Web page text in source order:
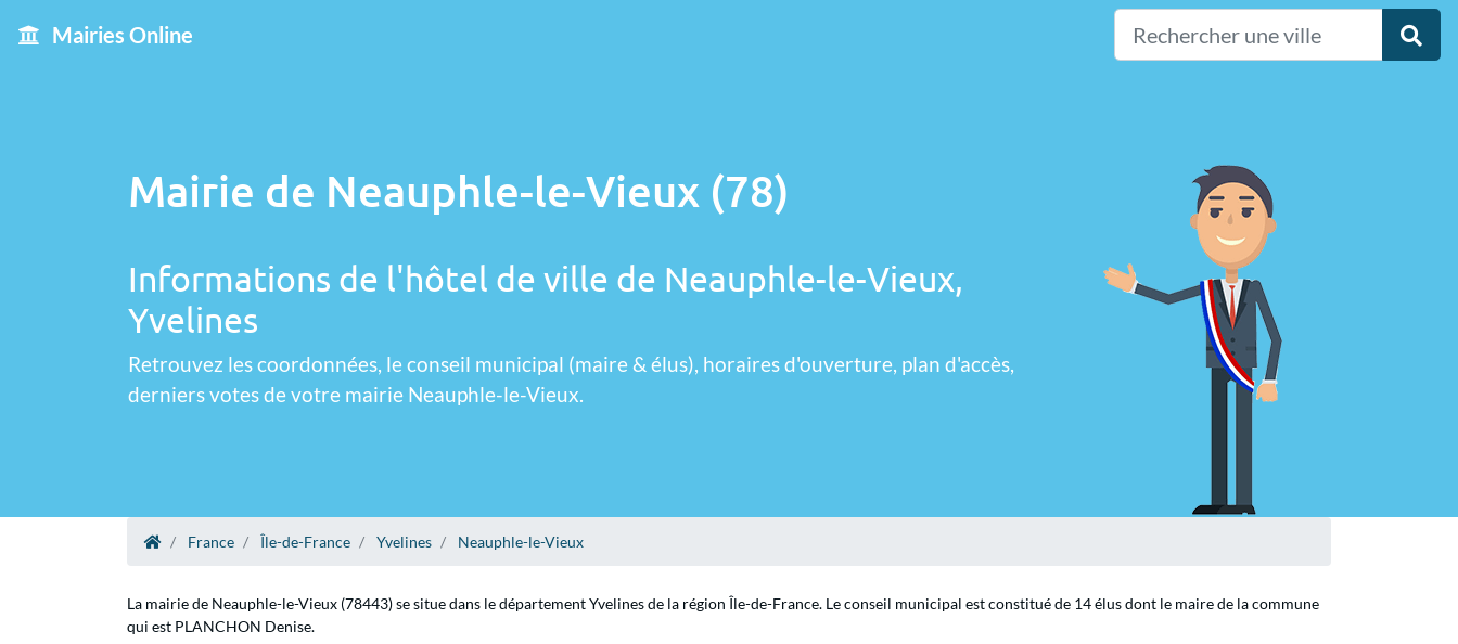
Mairies Online
Mairie de Neauphle-le-Vieux (78)
Informations de l'hôtel de ville de Neauphle-le-Vieux,
Yvelines
Retrouvez les coordonnées, le conseil municipal (maire & élus), horaires d'ouverture, plan d'accès,
derniers votes de votre mairie Neauphle-le-Vieux.
France Île-de-France Yvelines Neauphle-le-Vieux
La mairie de Neauphle-le-Vieux (78443) se situe dans le département Yvelines de la région Île-de-France. Le conseil municipal est constitué de 14 élus dont le maire de la commune
qui est PLANCHON Denise.